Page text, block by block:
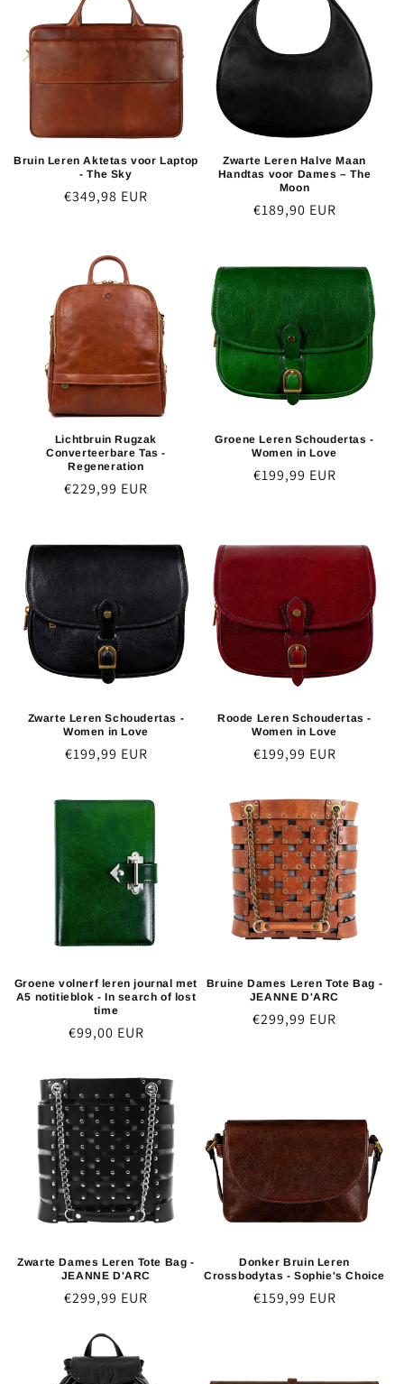
Bruin Leren Aktetas voor Laptop
- The Sky
Normaler
€349,98 EUR
Zwarte Leren Halve Maan
Handtas voor Dames – The
Moon
Normaler
€189,90 EUR
Lichtbruin Rugzak
Converteerbare Tas -
Regeneration
Normaler
€229,99 EUR
Groene Leren Schoudertas -
Women in Love
Normaler
€199,99 EUR
Zwarte Leren Schoudertas -
Women in Love
Normaler
€199,99 EUR
Roode Leren Schoudertas -
Women in Love
Normaler
€199,99 EUR
Groene volnerf leren journal met
A5 notitieblok - In search of lost
time
Normaler
€99,00 EUR
Bruine Dames Leren Tote Bag -
JEANNE D'ARC
Normaler
€299,99 EUR
Zwarte Dames Leren Tote Bag -
JEANNE D'ARC
Normaler
€299,99 EUR
Donker Bruin Leren
Crossbodytas - Sophie's Choice
Normaler
€159,99 EUR